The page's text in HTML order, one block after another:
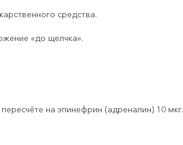
средства.
«до щелчка».
на эпинефрин (адреналин) 10 мкг.